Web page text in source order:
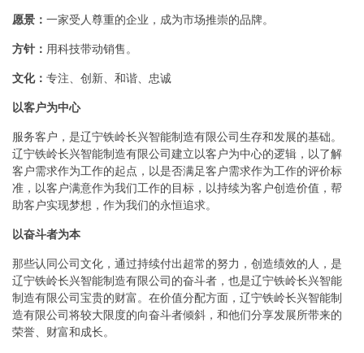
愿景： 一家受人尊重的企业，成为市场推崇的品牌。
方针： 用科技带动销售。
文化： 专注、创新、和谐、忠诚
以客户为中心
服务客户，是辽宁铁岭长兴智能制造有限公司生存和发展的基础。
辽宁铁岭长兴智能制造有限公司建立以客户为中心的逻辑，以了解
客户需求作为工作的起点，以是否满足客户需求作为工作的评价标
准，以客户满意作为我们工作的目标，以持续为客户创造价值，帮
助客户实现梦想，作为我们的永恒追求。
以奋斗者为本
那些认同公司文化，通过持续付出超常的努力，创造绩效的人，是
辽宁铁岭长兴智能制造有限公司的奋斗者，也是辽宁铁岭长兴智能
制造有限公司宝贵的财富。在价值分配方面，辽宁铁岭长兴智能制
造有限公司将较大限度的向奋斗者倾斜，和他们分享发展所带来的
荣誉、财富和成长。